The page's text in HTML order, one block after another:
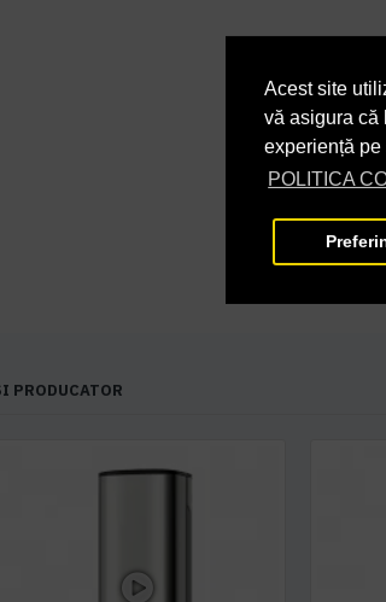
Acest site
vă asigura că
experiență pe
POLITICA
PRODUCATOR